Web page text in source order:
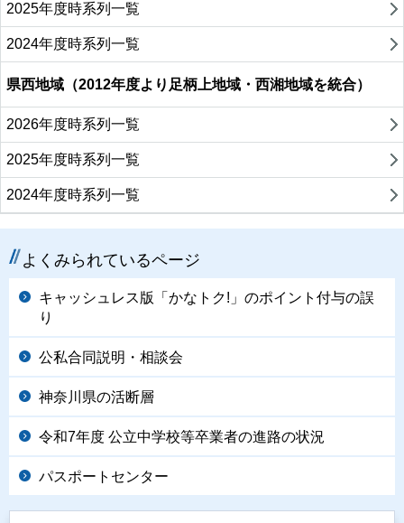
2025年度時系列一覧
2024年度時系列一覧
県西地域（2012年度より足柄上地域・西湘地域を統合）
2026年度時系列一覧
2025年度時系列一覧
2024年度時系列一覧
よくみられているページ
キャッシュレス版「かなトク!」のポイント付与の誤
り
公私合同説明・相談会
神奈川県の活断層
令和7年度 公立中学校等卒業者の進路の状況
パスポートセンター